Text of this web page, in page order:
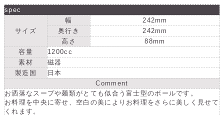
18300776
の
数
を
減
ら
す
18300776
の
数
量
を
増
や
す
spec
サイズ
幅
242mm
奥行き
242mm
高さ
88mm
容量
1200cc
素材
磁器
製造国
日本
Comment
お洒落なスープや麺類がとても似合う富士型のボールです。
お料理を中央に寄せ、空白の美によりお料理をさらに美しく見せて
くれます。